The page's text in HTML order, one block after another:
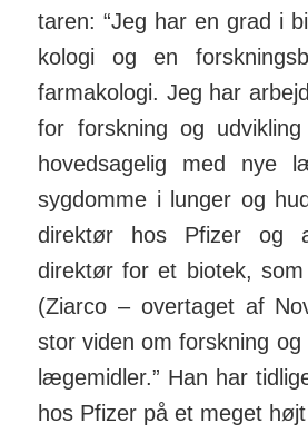
taren: “Jeg har en grad i
kologi og en
farma­kologi. Jeg har
for forsk­ning og
hoved­sagelig med nye
syg­domme i lunger og
direktør hos Pfizer og
direktør for et biotek, som
(Ziarco – overtaget af
stor viden om forsk­ning og
læge­midler.” Han har
hos Pfizer på et meget